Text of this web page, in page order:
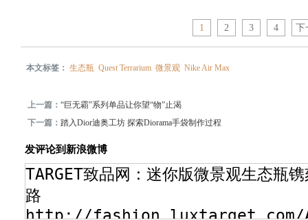
1 2 3 4 下
本文标签：生态瓶 Quest Terrarium 微景观 Nike Air Max
上一篇：“巨无霸”系列单品让你望“物”止渴
下一篇：踏入Dior迪奥工坊 探索Diorama手袋制作过程
发评论到新浪微博